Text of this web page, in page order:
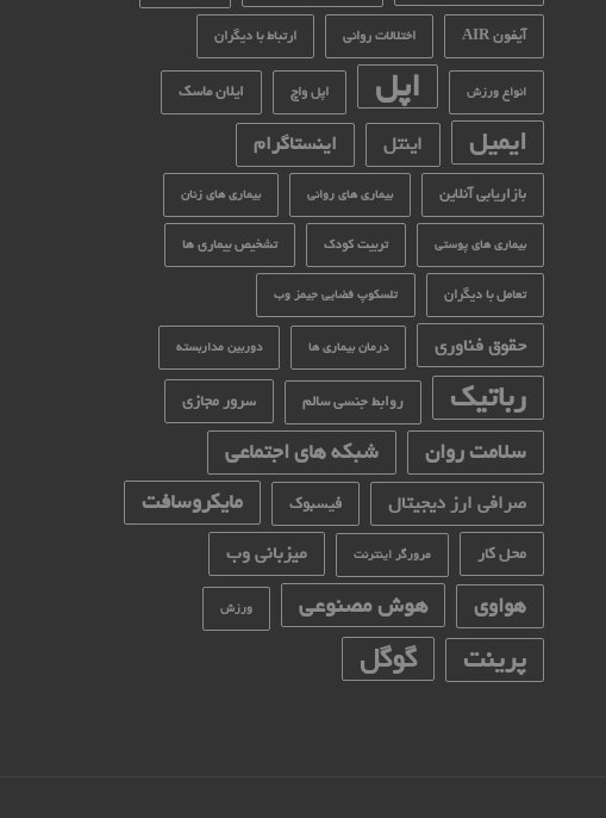
آیفون AIR اختلالات روانی ارتباط با دیگران
انواع ورزش اپل اپل واچ ایلان ماسک
ایمیل اینتل اینستاگرام
بازاریابی آنلاین بیماری های روانی بیماری های زنان
بیماری های پوستی تربیت کودک تشخیص بیماری ها
تعامل با دیگران تلسکوپ فضایی جیمز وب
حقوق فناوری درمان بیماری ها دوربین مداربسته
رباتیک روابط جنسی سالم سرور مجازی
سلامت روان شبکه های اجتماعی
صرافی ارز دیجیتال فیسبوک مایکروسافت
محل کار مرورگر اینترنت میزبانی وب
هواوی هوش مصنوعی ورزش
پرینت گوگل